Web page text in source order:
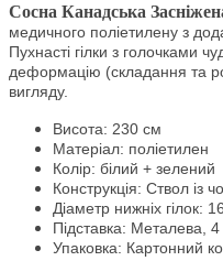
Сосна Канадська
медичного поліетилену з
Пухнасті гілки з голочками
деформацію (складання та
вигляду.
Висота: 230 см
Матеріал: поліетилен
Колір: білий + зелений
Конструкція: Ствол із
Діаметр нижніх гілок:
Підставка: Металева,
Упаковка: Картонний